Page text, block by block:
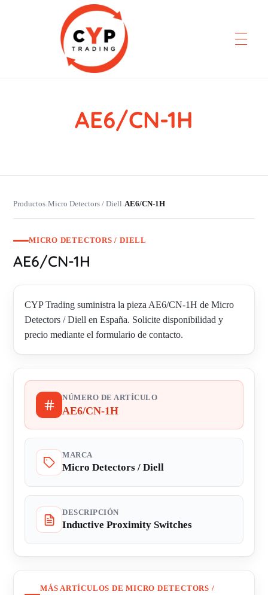
CYP Trading
AE6/CN-1H
Productos›Micro Detectors / Diell›AE6/CN-1H
MICRO DETECTORS / DIELL
AE6/CN-1H
CYP Trading suministra la pieza AE6/CN-1H de Micro
Detectors / Diell en España. Solicite disponibilidad y
precio mediante el formulario de contacto.
NÚMERO DE ARTÍCULO
AE6/CN-1H
MARCA
Micro Detectors / Diell
DESCRIPCIÓN
Inductive Proximity Switches
MÁS ARTÍCULOS DE MICRO DETECTORS /